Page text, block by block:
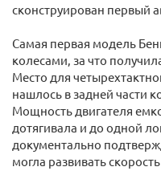
сконструирован первый
Самая первая модель
колесами, за что
Место для
нашлось в задней части
Мощность двигателя
дотягивала и до одной
документально
могла развивать